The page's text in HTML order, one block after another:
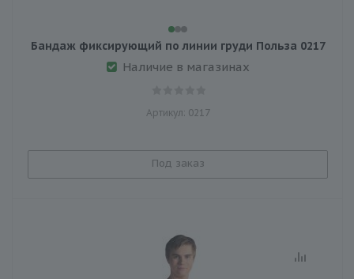
Бандаж фиксирующий по линии груди Польза 0217
Наличие в магазинах
Артикул: 0217
Под заказ